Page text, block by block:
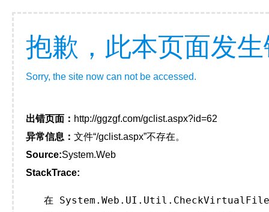
抱歉，此本页面发
Sorry, the site now can not be accessed.
出错页面： http://ggzgf.com/gclist.aspx?id=62
异常信息： 文件“/gclist.aspx”不存在。
Source:System.Web
StackTrace:
在